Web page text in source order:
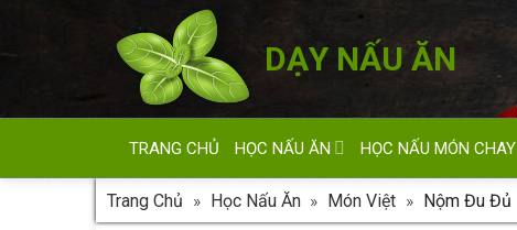
DẠY NẤU ĂN
TRANG CHỦ HỌC NẤU ĂN HỌC NẤU MÓN CHAY
Trang Chủ » Học Nấu Ăn » Món Việt » Nộm Đu Đủ